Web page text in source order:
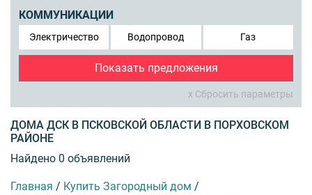
КОММУНИКАЦИИ
Электричество Водопровод Газ
Показать предложения
x Сбросить параметры
ДОМА ДСК В ПСКОВСКОЙ ОБЛАСТИ В ПОРХОВСКОМ
РАЙОНЕ
Найдено 0 объявлений
Главная / Купить Загородный дом /